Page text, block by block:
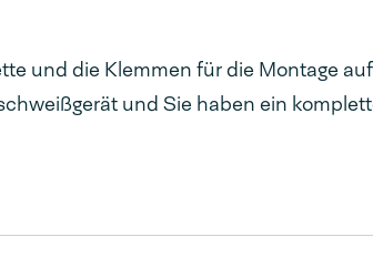
und die Klemmen für die Montage
und Sie haben ein